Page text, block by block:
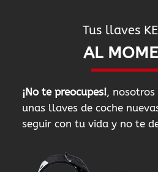
Tus llaves
AL
¡No te preocupes!,
unas llaves de coche
seguir con tu vida y no te